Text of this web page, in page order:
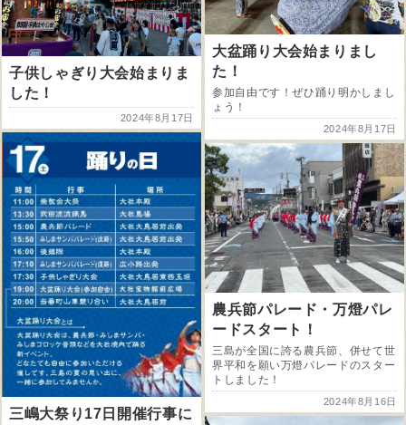
大盆踊り大会始まりまし
た！
参加自由です！ぜひ踊り明かしまし
ょう！
2024年8月17日
子供しゃぎり大会始まりま
した！
2024年8月17日
三嶋大祭り17日開催行事に
農兵節パレード・万燈パレ
ードスタート！
三島が全国に誇る農兵節、併せて世
界平和を願い万燈パレードのスター
トしました！
2024年8月16日